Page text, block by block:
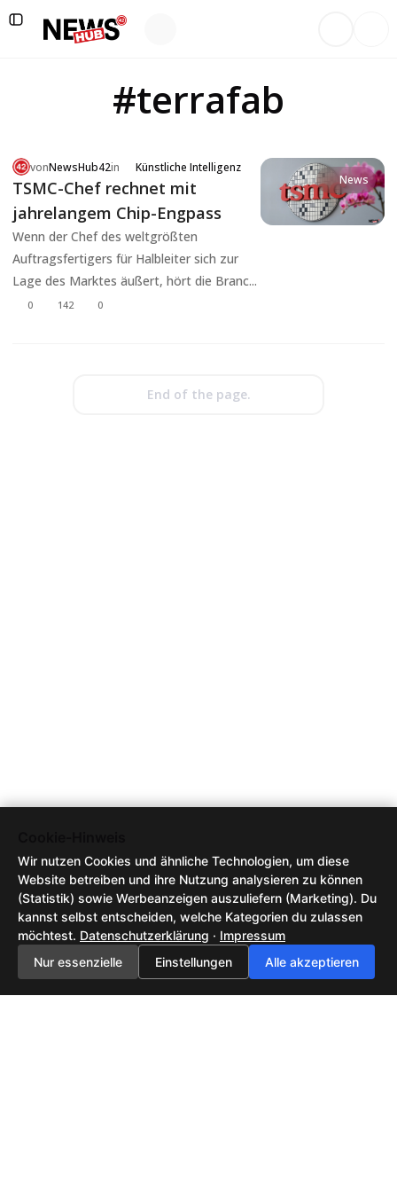
#terrafab
vonNewsHub42in Künstliche Intelligenz
TSMC-Chef rechnet mit
jahrelangem Chip-Engpass
Wenn der Chef des weltgrößten
Auftragsfertigers für Halbleiter sich zur
Lage des Marktes äußert, hört die Branc...
0 142 0
News
End of the page.
Wir nutzen Cookies und ähnliche Technologien, um diese
Website betreiben und ihre Nutzung analysieren zu können
(Statistik) sowie Werbeanzeigen auszuliefern (Marketing). Du
kannst selbst entscheiden, welche Kategorien du zulassen
möchtest. Datenschutzerklärung · Impressum
Nur essenzielle
Einstellungen Alle akzeptieren